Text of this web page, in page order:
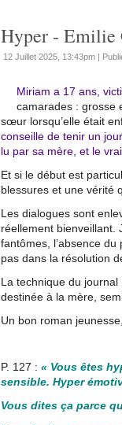
Hyper - Emilie
12 Juillet 2025, 13:43pm |
Miriam a 17 ans,
camarades : grosse
sœur lorsqu’elle était
conseille de tenir un
lu par sa mère, et le
Et si le début est
blessures et une vérité
Les dialogues sont
réellement bienveillant.
fantômes, l’absence
pas dans la résolution
La technique du
destinée à la mère,
Un bon roman
P. 127 : « Vous êtes
sensible. Hyper
Vous dites ça parce